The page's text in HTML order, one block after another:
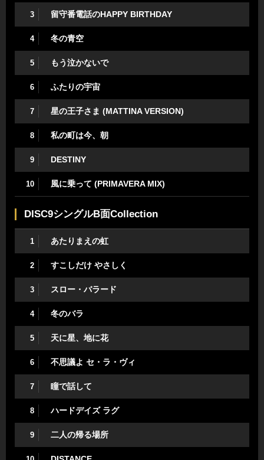
3 留守番電話のHAPPY BIRTHDAY
4 冬の青空
5 もう泣かないで
6 ふたりの宇宙
7 星の王子さま (MATTINA VERSION)
8 私の町は今、朝
9 DESTINY
10 風に乗って (PRIMAVERA MIX)
DISC9シングルB面Collection
1 あたりまえの虹
2 すこしだけ やさしく
3 スロー・バラード
4 冬のバラ
5 天に星、地に花
6 不思議よ セ・ラ・ヴィ
7 瞳で話して
8 ハードデイズ ラグ
9 二人の帰る場所